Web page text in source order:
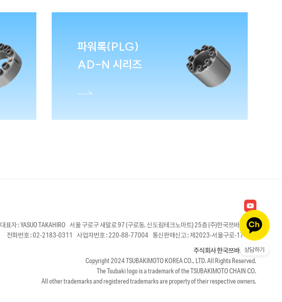
상담하기
파워록(PLG)
AD-N 시리즈
대표자 : YASUO TAKAHIRO 서울 구로구 새말로 97 (구로동, 신도림테크노마트) 25층 (주)한국쯔바키모토
전화번호 : 02-2183-0311 사업자번호 : 220-88-77004 통신판매신고 : 제2023-서울구로-1746호
주식회사 한국쯔바키모토
Copyright 2024 TSUBAKIMOTO KOREA CO., LTD. All Rights Reserved.
The Tsubaki logo is a trademark of the TSUBAKIMOTO CHAIN CO.
All other trademarks and registered trademarks are property of their respective owners.